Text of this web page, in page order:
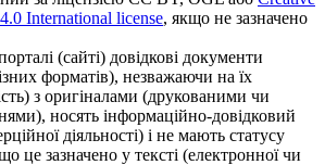
International license, якщо не зазначено
(сайті) довідкові документи
форматів), незважаючи на їх
з оригіналами (друкованими чи
носять інформаційно-довідковий
діяльності) і не мають статусу
це зазначено у тексті (електронної чи